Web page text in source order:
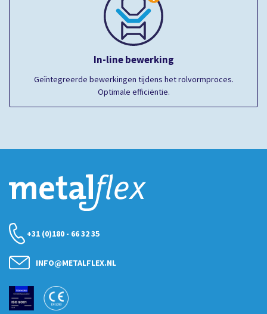
In-line bewerking
Geïntegreerde bewerkingen tijdens het rolvormproces.
Optimale efficiëntie.
+31 (0)180 - 66 32 35
INFO@METALFLEX.NL